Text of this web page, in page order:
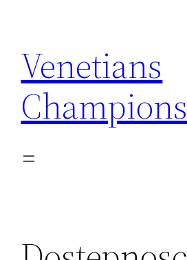
content
Venetians
Champions